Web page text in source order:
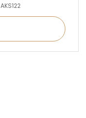
AKS122